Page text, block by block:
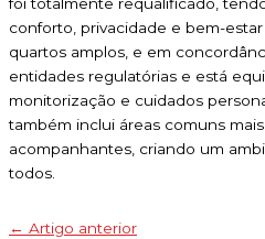
foi totalmente requalificado,
conforto, privacidade e bem-
quartos amplos, e em
entidades regulatórias e está
monitorização e cuidados
também inclui áreas comuns
acompanhantes, criando um
todos.
← Artigo anterior